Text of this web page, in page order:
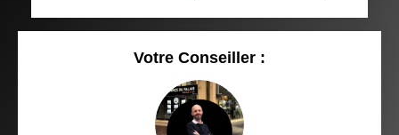
Votre Conseiller :